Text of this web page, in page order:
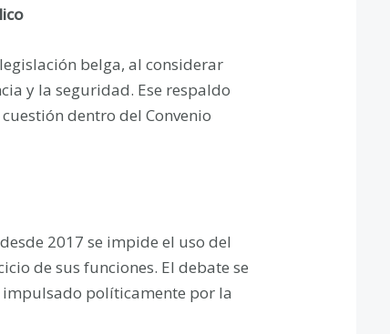
belga, al considerar
y la seguridad. Ese respaldo
dentro del Convenio
2017 se impide el uso del
de sus funciones. El debate se
políticamente por la